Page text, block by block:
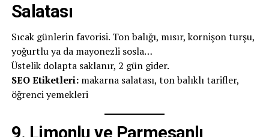
Salatası
Sıcak günlerin favorisi. Ton balığı, mısır, kornişon turşu,
yoğurtlu ya da mayonezli sosla…
Üstelik dolapta saklanır, 2 gün gider.
SEO Etiketleri:makarna salatası, ton balıklı tarifler,
öğrenci yemekleri
9. Limonlu ve Parmesanlı